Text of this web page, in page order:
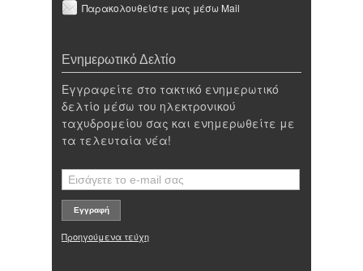
Παρακολουθείστε μας μέσω Mail
Ενημερωτικό Δελτίο
Εγγραφείτε στο τακτικό ενημερωτικό
δελτίο μέσω του ηλεκτρονικού
ταχυδρομείου σας και ενημερωθείτε με
τα τελευταία νέα!
Προηγούμενα τεύχη